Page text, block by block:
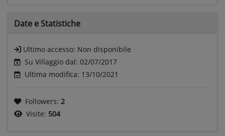
Date e Statistiche
Ultimo accesso: Non disponibile
Su Villaggio dal: 02/07/2017
Ultima modifica: 13/10/2021
Followers: 2
Visite: 504